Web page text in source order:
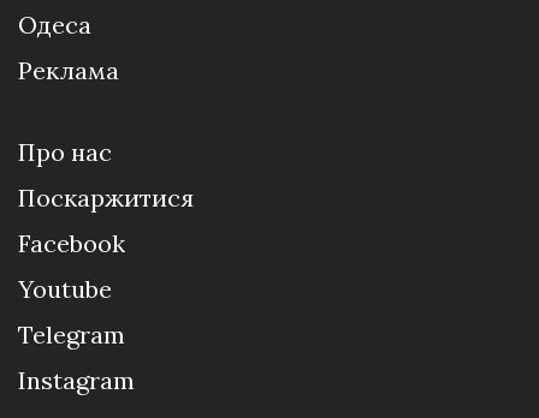
Одеса
Реклама
Про нас
Поскаржитися
Facebook
Youtube
Telegram
Instagram